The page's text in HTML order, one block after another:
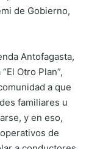
de Gobierno,
Antofagasta,
Otro Plan”,
a que
familiares u
y en eso,
de